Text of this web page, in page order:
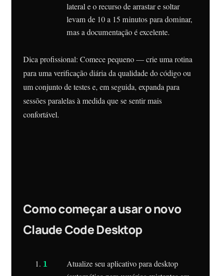
lateral e o recurso de arrastar e soltar
levam de 10 a 15 minutos para dominar,
mas a documentação é excelente.
Dica profissional: Comece pequeno — crie uma rotina
para uma verificação diária da qualidade do código ou
um conjunto de testes e, em seguida, expanda para
sessões paralelas à medida que se sentir mais
confortável.
Como começar a usar o novo
Claude Code Desktop
Atualize seu aplicativo para desktop